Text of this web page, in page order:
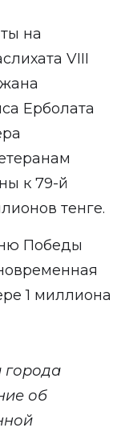
на
VIII
Ерболата
к 79-й
тенге.
Победы
1 миллиона
об